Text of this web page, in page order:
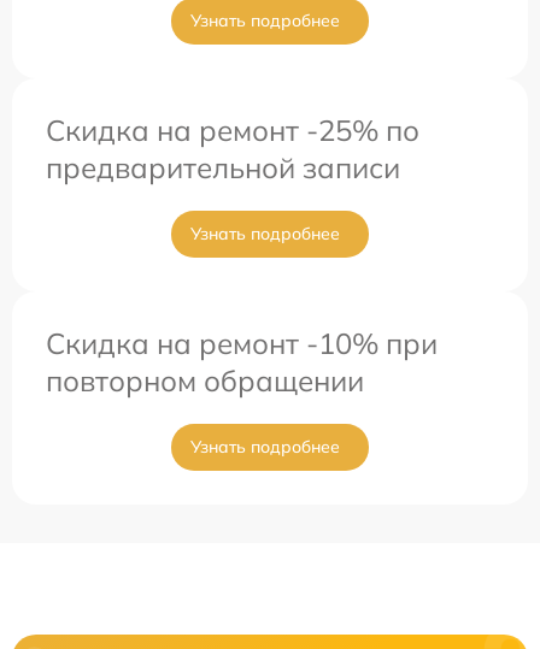
Узнать подробнее
Скидка на ремонт -25% по
предварительной записи
Узнать подробнее
Скидка на ремонт -10% при
повторном обращении
Узнать подробнее